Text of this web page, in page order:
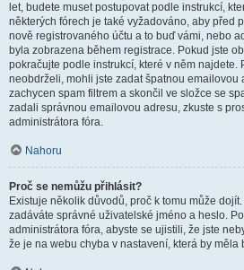
let, budete muset postupovat podle instrukcí,
některých fórech je také vyžadováno, aby před
nově registrovaného účtu a to buď vámi, nebo
byla zobrazena během registrace. Pokud jste
pokračujte podle instrukcí, které v něm najdete.
neobdrželi, mohli jste zadat špatnou emailovou
zachycen spam filtrem a skončil ve složce se
zadali správnou emailovou adresu, zkuste s
administrátora fóra.
Nahoru
Proč se nemůžu přihlásit?
Existuje několik důvodů, proč k tomu může
zadáváte správné uživatelské jméno a heslo.
administrátora fóra, abyste se ujistili, že jste
že je na webu chyba v nastavení, která by měla